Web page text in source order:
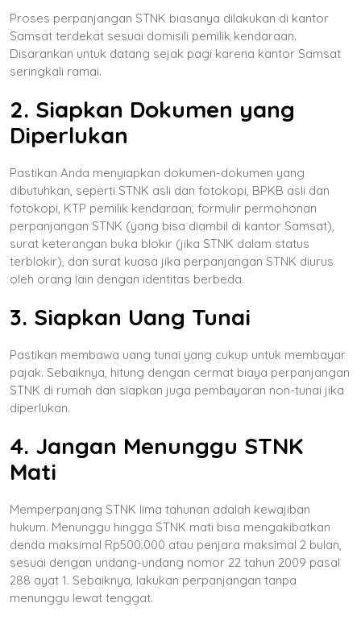
Proses perpanjangan STNK biasanya dilakukan di kantor
Samsat terdekat sesuai domisili pemilik kendaraan.
Disarankan untuk datang sejak pagi karena kantor Samsat
seringkali ramai.
2. Siapkan Dokumen yang
Diperlukan
Pastikan Anda menyiapkan dokumen-dokumen yang
dibutuhkan, seperti STNK asli dan fotokopi, BPKB asli dan
fotokopi, KTP pemilik kendaraan, formulir permohonan
perpanjangan STNK (yang bisa diambil di kantor Samsat),
surat keterangan buka blokir (jika STNK dalam status
terblokir), dan surat kuasa jika perpanjangan STNK diurus
oleh orang lain dengan identitas berbeda.
3. Siapkan Uang Tunai
Pastikan membawa uang tunai yang cukup untuk membayar
pajak. Sebaiknya, hitung dengan cermat biaya perpanjangan
STNK di rumah dan siapkan juga pembayaran non-tunai jika
diperlukan.
4. Jangan Menunggu STNK
Mati
Memperpanjang STNK lima tahunan adalah kewajiban
hukum. Menunggu hingga STNK mati bisa mengakibatkan
denda maksimal Rp500.000 atau penjara maksimal 2 bulan,
sesuai dengan undang-undang nomor 22 tahun 2009 pasal
288 ayat 1. Sebaiknya, lakukan perpanjangan tanpa
menunggu lewat tenggat.